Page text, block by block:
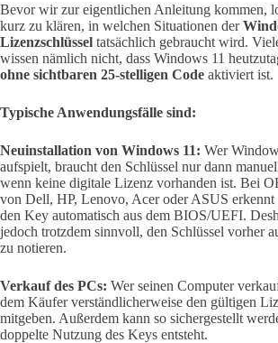
Bevor wir zur eigentlichen Anleitung kommen,
kurz zu klären, in welchen Situationen der
Lizenzschlüssel tatsächlich gebraucht wird.
wissen nämlich nicht, dass Windows 11
ohne sichtbaren 25-stelligen Code aktiviert ist.
Typische Anwendungsfälle sind:
Neuinstallation von Windows 11: Wer
aufspielt, braucht den Schlüssel nur dann
wenn keine digitale Lizenz vorhanden ist. Bei
von Dell, HP, Lenovo, Acer oder ASUS erkennt
den Key automatisch aus dem BIOS/UEFI.
jedoch trotzdem sinnvoll, den Schlüssel vorher
zu notieren.
Verkauf des PCs: Wer seinen Computer
dem Käufer verständlicherweise den gültigen
mitgeben. Außerdem kann so sichergestellt
doppelte Nutzung des Keys entsteht.